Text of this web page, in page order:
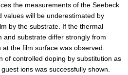
the measurements of the Seebeck
values will be underestimated by
by the substrate. If the thermal
and substrate differ strongly from
the film surface was observed.
of controlled doping by substitution as
ions was successfully shown.